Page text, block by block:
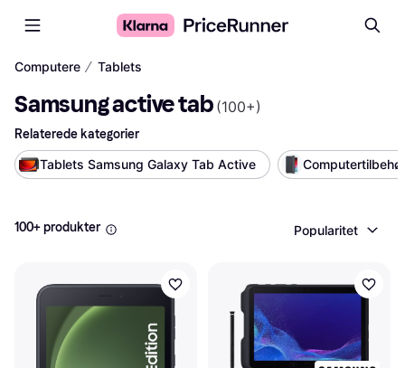
Computere ∕ Tablets
Samsung active tab (100+)
Relaterede kategorier
Tablets Samsung Galaxy Tab Active
Computertilbehør
100+ produkter Popularitet